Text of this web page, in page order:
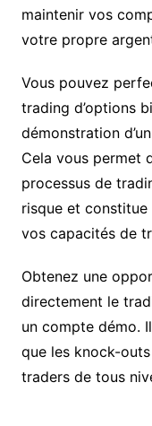
maintenir vos
votre propre
Vous pouvez
trading d’options
démonstration
Cela vous permet
processus de
risque et constitue
vos capacités de
Obtenez une
directement le
un compte démo.
que les knock-
traders de tous